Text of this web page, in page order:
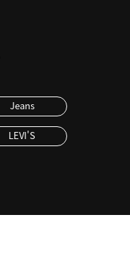
Jeans
LEVI'S